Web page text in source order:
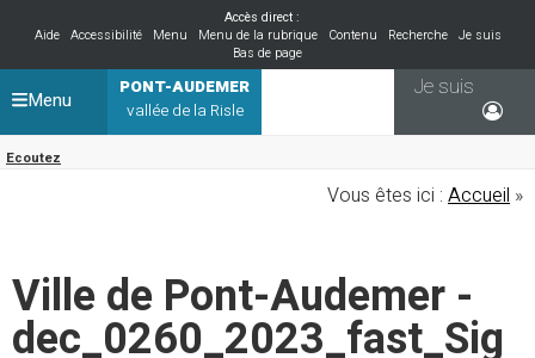
Accès direct :
Aide
Accessibilité Menu Menu de la rubrique Contenu Recherche
Je suis
Bas de page
PONT-AUDEMER
vallée de la Risle
Ecoutez
Je suis
Menu
Vous êtes ici : Accueil »
Ville de Pont-Audemer -
dec_0260_2023_fast_Sig